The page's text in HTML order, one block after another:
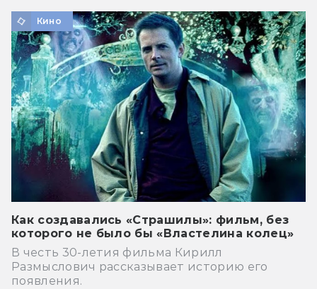
Кино
Как создавались «Страшилы»: фильм, без
которого не было бы «Властелина колец»
В честь 30-летия фильма Кирилл
Размыслович рассказывает историю его
появления.